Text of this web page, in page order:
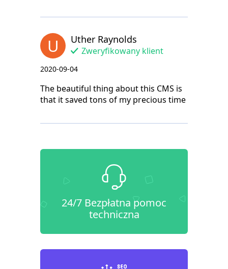
U Uther Raynolds
Zweryfikowany klient
2020-09-04
The beautiful thing about this CMS is
that it saved tons of my precious time
24/7 Bezpłatna pomoc
techniczna